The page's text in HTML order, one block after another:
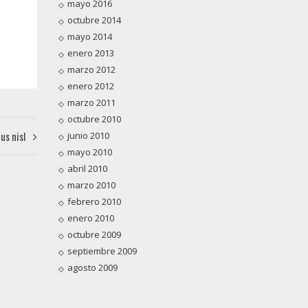
nisl
mayo 2016
octubre 2014
mayo 2014
enero 2013
marzo 2012
enero 2012
marzo 2011
octubre 2010
junio 2010
mayo 2010
abril 2010
marzo 2010
febrero 2010
enero 2010
octubre 2009
septiembre 2009
agosto 2009